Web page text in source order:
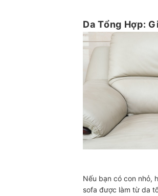
Da Tổng Hợp:
Nếu bạn có con nhỏ,
sofa được làm từ da